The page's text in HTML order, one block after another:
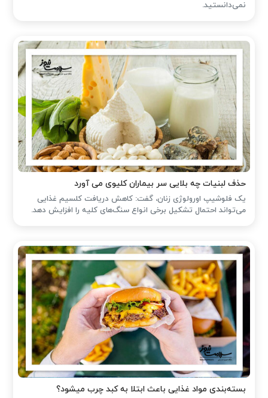
نمی‌دانستید.
حذف لبنیات چه بلایی سر بیماران کلیوی می آورد
یک فلوشیپ اورولوژی زنان، گفت: کاهش دریافت کلسیم غذایی
می‌تواند احتمال تشکیل برخی انواع سنگ‌های کلیه را افزایش دهد.
بسته‌بندی مواد غذایی باعث ابتلا به کبد چرب میشود؟